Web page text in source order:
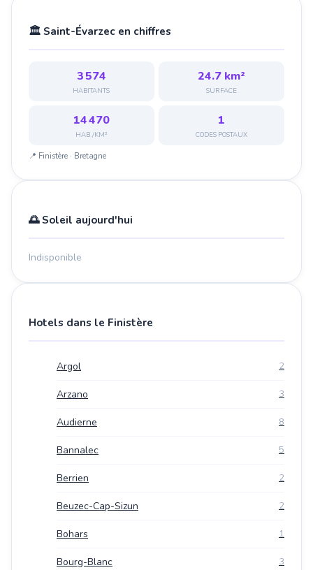
🏛️ Saint-Évarzec en chiffres
3 574
HABITANTS
24.7 km²
SURFACE
14 470
HAB./KM²
1
CODES POSTAUX
📍 Finistère · Bretagne
🌅 Soleil aujourd'hui
Indisponible
Hotels dans le Finistère
Argol 2
Arzano 3
Audierne 8
Bannalec 5
Berrien 2
Beuzec-Cap-Sizun 2
Bohars 1
Bourg-Blanc 3